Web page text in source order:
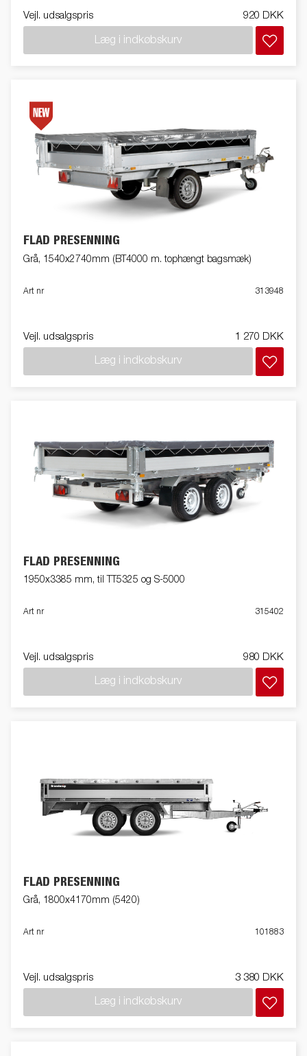
Vejl. udsalgspris 920 DKK
Læg i indkøbskurv
FLAD PRESENNING
Grå, 1540x2740mm (BT4000 m. tophængt bagsmæk)
Art nr 313948
Vejl. udsalgspris 1 270 DKK
Læg i indkøbskurv
FLAD PRESENNING
1950x3385 mm, til TT5325 og S-5000
Art nr 315402
Vejl. udsalgspris 980 DKK
Læg i indkøbskurv
FLAD PRESENNING
Grå, 1800x4170mm (5420)
Art nr 101883
Vejl. udsalgspris 3 380 DKK
Læg i indkøbskurv